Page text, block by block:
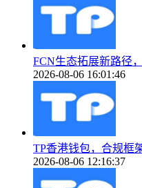
FCN生态拓展新路径
2026-08-06 16:01:46
TP香港钱包，合规框
2026-08-06 12:16:37